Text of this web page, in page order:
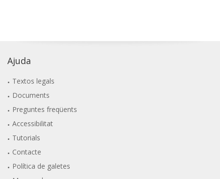
Ajuda
Textos legals
Documents
Preguntes freqüents
Accessibilitat
Tutorials
Contacte
Política de galetes